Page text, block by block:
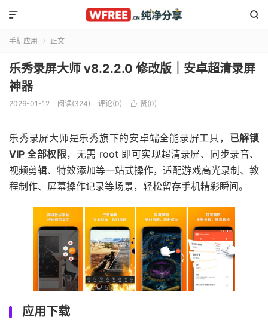


手机应用  正文
乐秀录屏大师 v8.2.2.0 修改版｜安卓超清录屏
神器
2026-01-12 阅读(324) 评论(0)  赞(0)
乐秀录屏大师是乐秀旗下的安卓端全能录屏工具， 已解锁
VIP 全部权限，无需 root 即可实现超清录屏、同步录音、
视频剪辑、特效添加等一站式操作，适配游戏高光录制、教
程制作、屏幕操作记录等场景，轻松留存手机精彩瞬间。
应用下载